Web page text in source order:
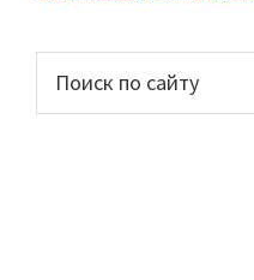
Основной
сайдбар